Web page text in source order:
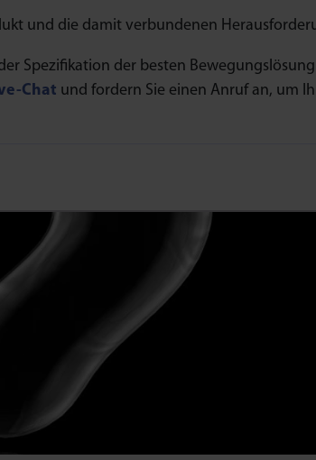
und die damit verbundenen
Spezifikation der besten
Chat und fordern Sie einen Anruf an, um